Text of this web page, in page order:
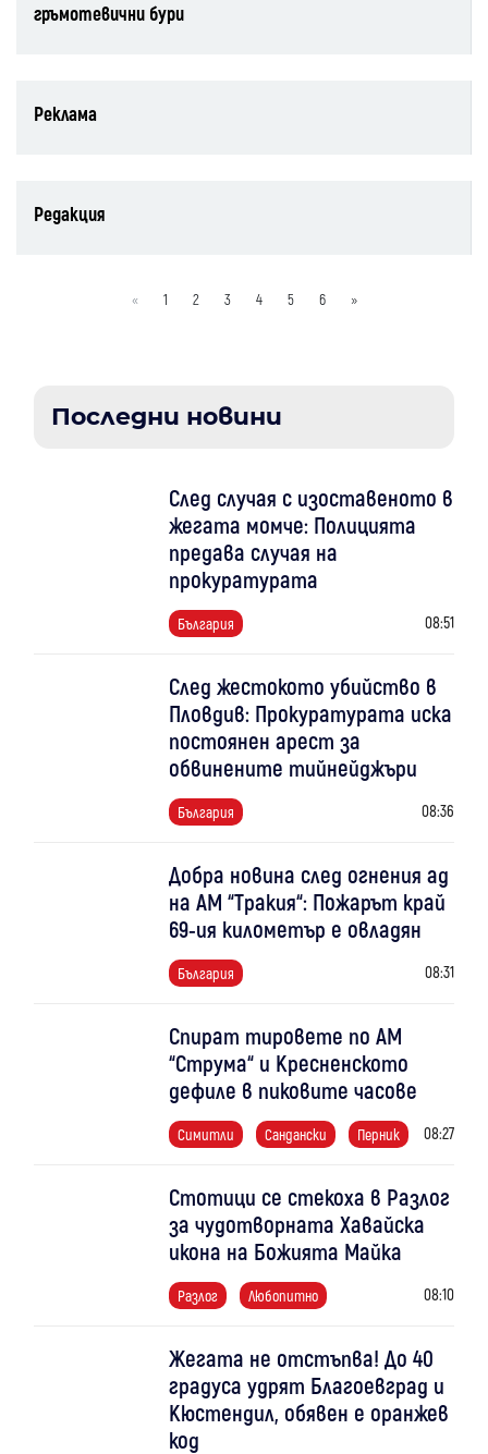
гръмотевични бури
Реклама
Редакция
« 1 2 3 4 5 6 »
Последни новини
След случая с изоставеното в
жегата момче: Полицията
предава случая на
прокуратурата
България 08:51
След жестокото убийство в
Пловдив: Прокуратурата иска
постоянен арест за
обвинените тийнейджъри
България 08:36
Добра новина след огнения ад
на АМ “Тракия“: Пожарът край
69-ия километър е овладян
България 08:31
Спират тировете по АМ
“Струма“ и Кресненското
дефиле в пиковите часове
Симитли Сандански Перник 08:27
Стотици се стекоха в Разлог
за чудотворната Хавайска
икона на Божията Майка
Разлог Любопитно 08:10
Жегата не отстъпва! До 40
градуса удрят Благоевград и
Кюстендил, обявен е оранжев
код